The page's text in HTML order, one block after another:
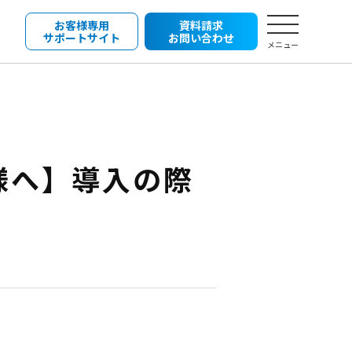
お客様専用
サポートサイト
資料請求
お問い合わせ
メニュー
】導入の際